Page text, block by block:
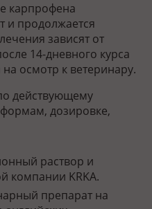
карпрофена
и продолжается
зависят от
14-дневного курса
осмотр к ветеринару.
действующему
дозировке,
раствор и
компании KRKA.
препарат на